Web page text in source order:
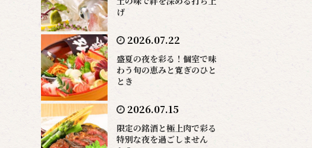
げ
2026.07.22
盛夏の夜を彩る！個室で味
わう旬の恵みと寛ぎのひと
とき
2026.07.15
限定の銘酒と極上肉で彩る
特別な夜を過ごしません